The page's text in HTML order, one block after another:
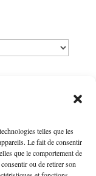
telles que les
Le fait de consentir
que le comportement de
ou de retirer son